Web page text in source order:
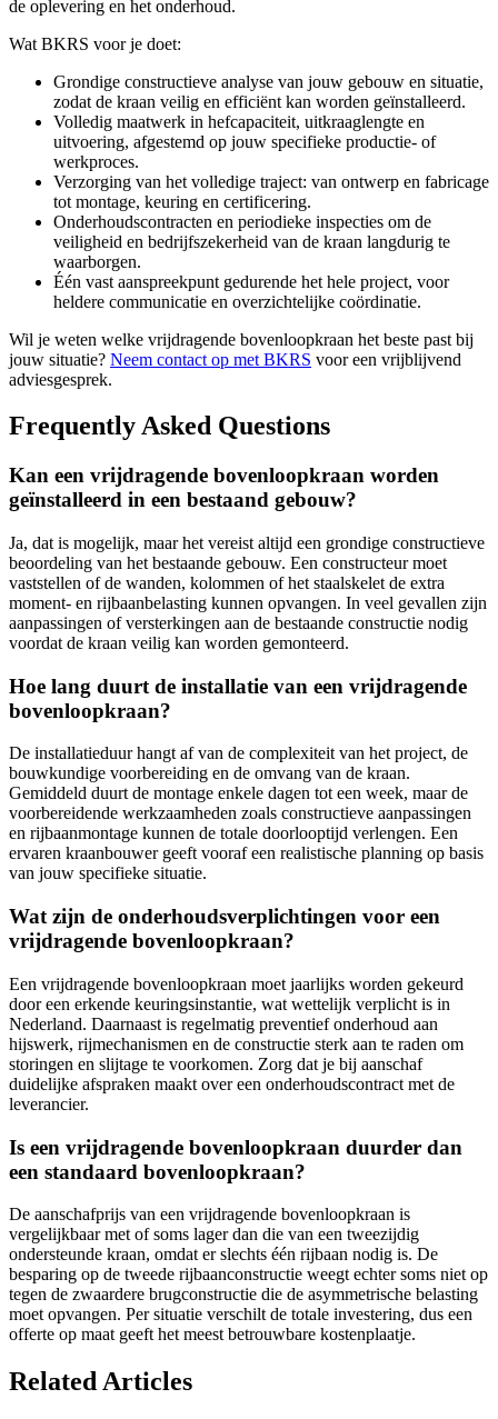
de oplevering en het onderhoud.
Wat BKRS voor je doet:
Grondige constructieve analyse van jouw gebouw en situatie,
zodat de kraan veilig en efficiënt kan worden geïnstalleerd.
Volledig maatwerk in hefcapaciteit, uitkraaglengte en
uitvoering, afgestemd op jouw specifieke productie- of
werkproces.
Verzorging van het volledige traject: van ontwerp en fabricage
tot montage, keuring en certificering.
Onderhoudscontracten en periodieke inspecties om de
veiligheid en bedrijfszekerheid van de kraan langdurig te
waarborgen.
Één vast aanspreekpunt gedurende het hele project, voor
heldere communicatie en overzichtelijke coördinatie.
Wil je weten welke vrijdragende bovenloopkraan het beste past bij
jouw situatie? Neem contact op met BKRS voor een vrijblijvend
adviesgesprek.
Frequently Asked Questions
Kan een vrijdragende bovenloopkraan worden
geïnstalleerd in een bestaand gebouw?
Ja, dat is mogelijk, maar het vereist altijd een grondige constructieve
beoordeling van het bestaande gebouw. Een constructeur moet
vaststellen of de wanden, kolommen of het staalskelet de extra
moment- en rijbaanbelasting kunnen opvangen. In veel gevallen zijn
aanpassingen of versterkingen aan de bestaande constructie nodig
voordat de kraan veilig kan worden gemonteerd.
Hoe lang duurt de installatie van een vrijdragende
bovenloopkraan?
De installatieduur hangt af van de complexiteit van het project, de
bouwkundige voorbereiding en de omvang van de kraan.
Gemiddeld duurt de montage enkele dagen tot een week, maar de
voorbereidende werkzaamheden zoals constructieve aanpassingen
en rijbaanmontage kunnen de totale doorlooptijd verlengen. Een
ervaren kraanbouwer geeft vooraf een realistische planning op basis
van jouw specifieke situatie.
Wat zijn de onderhoudsverplichtingen voor een
vrijdragende bovenloopkraan?
Een vrijdragende bovenloopkraan moet jaarlijks worden gekeurd
door een erkende keuringsinstantie, wat wettelijk verplicht is in
Nederland. Daarnaast is regelmatig preventief onderhoud aan
hijswerk, rijmechanismen en de constructie sterk aan te raden om
storingen en slijtage te voorkomen. Zorg dat je bij aanschaf
duidelijke afspraken maakt over een onderhoudscontract met de
leverancier.
Is een vrijdragende bovenloopkraan duurder dan
een standaard bovenloopkraan?
De aanschafprijs van een vrijdragende bovenloopkraan is
vergelijkbaar met of soms lager dan die van een tweezijdig
ondersteunde kraan, omdat er slechts één rijbaan nodig is. De
besparing op de tweede rijbaanconstructie weegt echter soms niet op
tegen de zwaardere brugconstructie die de asymmetrische belasting
moet opvangen. Per situatie verschilt de totale investering, dus een
offerte op maat geeft het meest betrouwbare kostenplaatje.
Related Articles